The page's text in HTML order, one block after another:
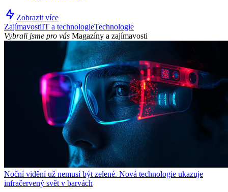
Zobrazit více
ZajímavostiIT a technologieTechnologie
Vybrali jsme pro vás Magazíny a zajímavosti
Noční vidění už nemusí být zelené. Nová technologie ukazuje
infračervený svět v barvách